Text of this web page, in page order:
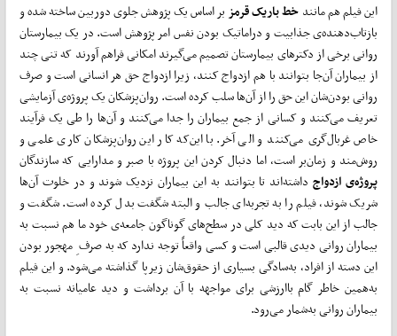
این فیلم هم مانندخط باریک قرمزبر اساس یک پژوهش جلوی دوربین ساخته شده و
بازتاب­­‌دهنده‌ی جذابیت و دراماتیک ­­بودن نفس امر پژوهش است. در یک بیمارستان
روانی برخی از دکترهای بیمارستان تصمیم می‌­گیرند امکانی فراهم آورند که تنی چند
از بیماران آن­­‌جا بتوانند با هم ازدواج کنند، زیرا ازدواج حق هر انسانی است و صرف
روانی ­­بودن­­‌شان این حق را از آن­­‌ها سلب کرده است. روان­­‌پزشکان یک پروژه‌ی آزمایشی
تعریف می‌­کنند و کسانی از جمع بیماران را جدا می‌­­کنند و آن­‌ها را طی یک فرآیند
خاص غربال­­‌گری­­ می­­‌کنند و الی آخر. با این‌­­که کار این روان­­‌پزشکان کاری علمی و
روش‌­­مند و زمان‌­­بر است، اما دنبال کردن این پروژه با صبر و مدارایی که سازندگان
پروژه‌ی ازدواجداشته‌­­اند تا بتوانند به این بیماران نزدیک شوند و در خلوت آن­­‌ها
شریک شوند، فیلم را به تجربه‌­­ای جالب و البته شگفت بدل کرده است. شگفت و
جالب از این بابت که دید کلی در سطح‌­­های گوناگون جامعه‌ی خود ما هم نسبت به
بیماران روانی دیدی قالبی است و کسی واقعاً توجه ندارد که به صرف ِ مهجور بودن
این دسته از افراد، به‌سادگی بسیاری از حقوق­­‌شان زیرپا گذاشته می‌­­شود. و این فیلم
به‌­همین خاطر گام باارزشی برای مواجهه با آن برداشت و دید عامیانه نسبت به
بیماران روانی به­­‌شمار می‌­­رود.